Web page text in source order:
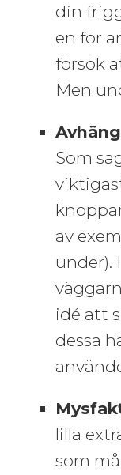
din
en för
försök
Men
Som
av
under).
idé att
dessa
lilla
som